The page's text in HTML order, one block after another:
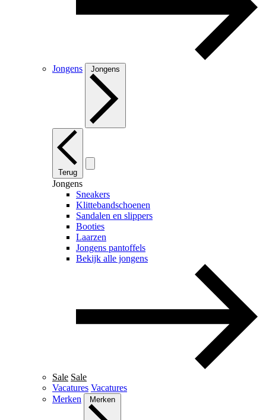
Jongens Jongens
Terug
Jongens
Sneakers
Klittebandschoenen
Sandalen en slippers
Booties
Laarzen
Jongens pantoffels
Bekijk alle jongens
Sale Sale
Vacatures Vacatures
Merken
Merken